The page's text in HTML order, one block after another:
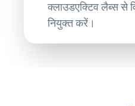
क्लाउडएक्टिव लैब्स से
नियुक्त करें।